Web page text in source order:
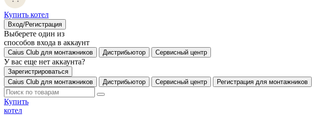
Купить котел
Вход/Регистрация
Выберете один из
способов входа в аккаунт
Caius Club для монтажников Дистрибьютор Сервисный центр
У вас еще нет аккаунта?
Зарегистрироваться
Caius Club для монтажников
Дистрибьютор Сервисный центр Регистрация для монтажников
Купить
котел